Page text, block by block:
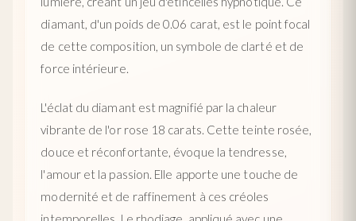
diamant, d'un poids de 0.06 carat, est le point focal
de cette composition, un symbole de clarté et de
force intérieure.
L'éclat du diamant est magnifié par la chaleur
vibrante de l'or rose 18 carats. Cette teinte rosée,
douce et réconfortante, évoque la tendresse,
l'amour et la passion. Elle apporte une touche de
modernité et de raffinement à ces créoles